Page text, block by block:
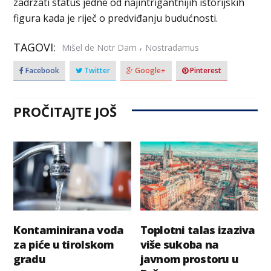
figura kada je riječ o predviđanju budućnosti.
TAGOVI: Mišel de Notr Dam , Nostradamus
Facebook Twitter Google+ Pinterest
PROČITAJTE JOŠ
Kontaminirana voda
za piće u tirolskom
gradu
Toplotni talas izaziva
više sukoba na
javnom prostoru u